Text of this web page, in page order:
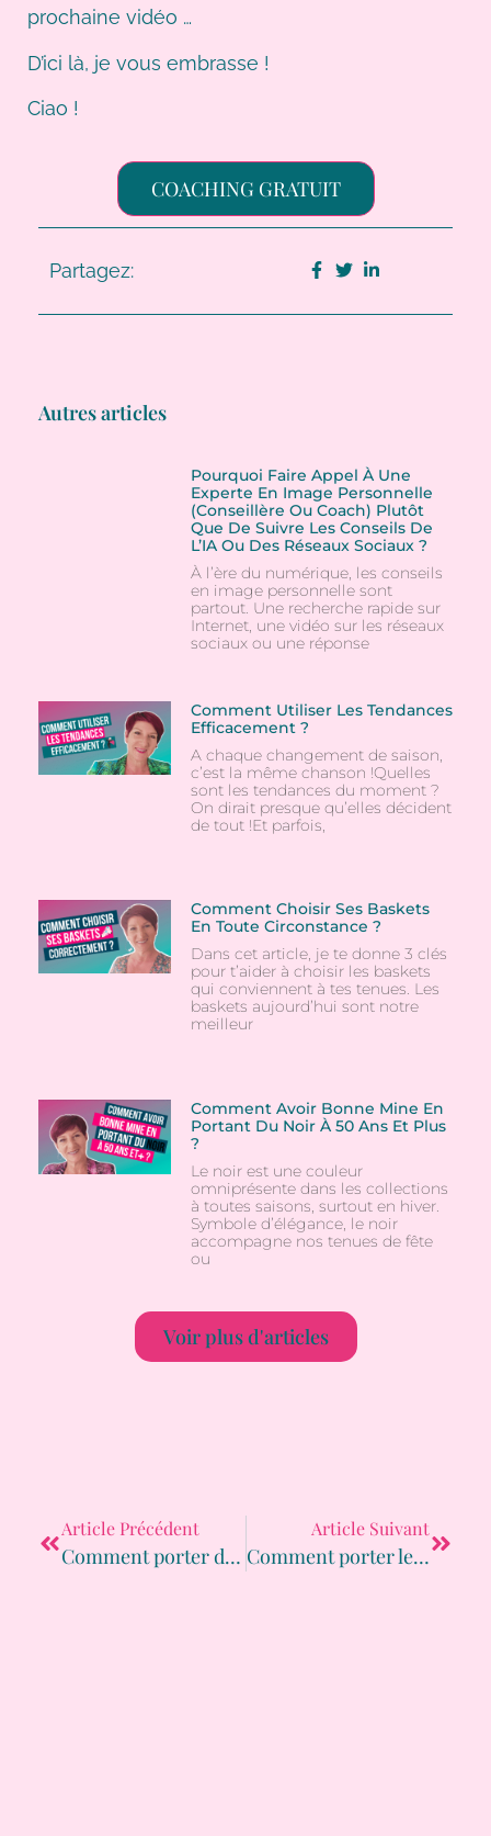
prochaine vidéo …
D’ici là, je vous embrasse !
Ciao !
COACHING GRATUIT
Partagez:
Autres articles
Pourquoi Faire Appel À Une
Experte En Image Personnelle
(conseillère Ou Coach) Plutôt
Que De Suivre Les Conseils De
L’IA Ou Des Réseaux Sociaux ?
À l’ère du numérique, les conseils
en image personnelle sont
partout. Une recherche rapide sur
Internet, une vidéo sur les réseaux
sociaux ou une réponse
Comment Utiliser Les Tendances
Efficacement ?
A chaque changement de saison,
c’est la même chanson !Quelles
sont les tendances du moment ?
On dirait presque qu’elles décident
de tout !Et parfois,
Comment Choisir Ses Baskets
En Toute Circonstance ?
Dans cet article, je te donne 3 clés
pour t’aider à choisir les baskets
qui conviennent à tes tenues. Les
baskets aujourd’hui sont notre
meilleur
Comment Avoir Bonne Mine En
Portant Du Noir À 50 Ans Et Plus
?
Le noir est une couleur
omniprésente dans les collections
à toutes saisons, surtout en hiver.
Symbole d’élégance, le noir
accompagne nos tenues de fête
ou
Voir plus d'articles
Article Précédent
Comment porter du fluo ?
Article Suivant
Comment porter le Power dressing ?